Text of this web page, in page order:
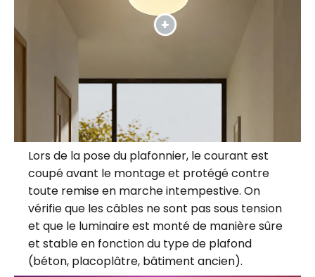
Lors de la pose du plafonnier, le courant est
coupé avant le montage et protégé contre
toute remise en marche intempestive. On
vérifie que les câbles ne sont pas sous tension
et que le luminaire est monté de manière sûre
et stable en fonction du type de plafond
(béton, placoplâtre, bâtiment ancien).